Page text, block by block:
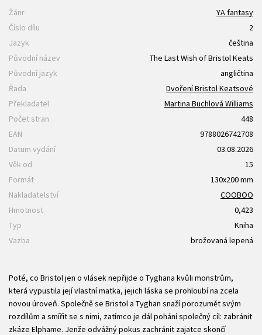
Žánr
YA fantasy
Číslo dílu
2
Jazyk
čeština
Původní název
The Last Wish of Bristol Keats
Původní jazyk
angličtina
Řada
Dvoření Bristol Keatsové
Překladatel
Martina Buchlová Williams
Počet stran
448
EAN
9788026742708
Datum vydání
03.08.2026
Věk od
15
Formát
130x200 mm
Nakladatelství
COOBOO
Hmotnost
0,423
Typ
Kniha
Vazba
brožovaná lepená
Poté, co Bristol jen o vlásek nepřijde o Tyghana kvůli monstrům,
která vypustila její vlastní matka, jejich láska se prohloubí na zcela
novou úroveň. Společně se Bristol a Tyghan snaží porozumět svým
rozdílům a smířit se s nimi, zatímco je dál pohání společný cíl: zabránit
zkáze Elphame. Jenže odvážný pokus zachránit zajatce skončí